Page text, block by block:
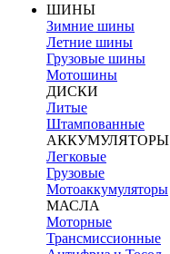
ШИНЫ
Зимние шины
Летние шины
Грузовые шины
Мотошины
ДИСКИ
Литые
Штампованные
АККУМУЛЯТОРЫ
Легковые
Грузовые
Мотоаккумуляторы
МАСЛА
Моторные
Трансмиссионные